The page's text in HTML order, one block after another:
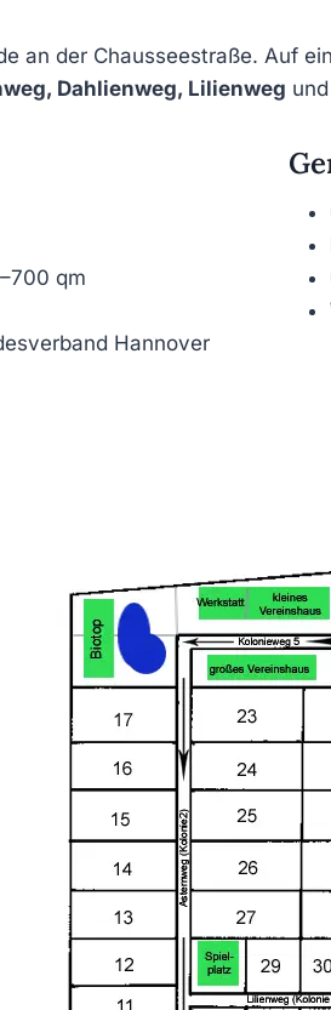
an der Chausseestraße. Auf
Dahlienweg, Lilienweg und
qm
Hannover